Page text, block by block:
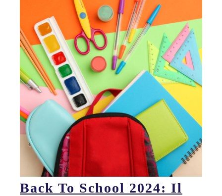
Back To School 2024: Il